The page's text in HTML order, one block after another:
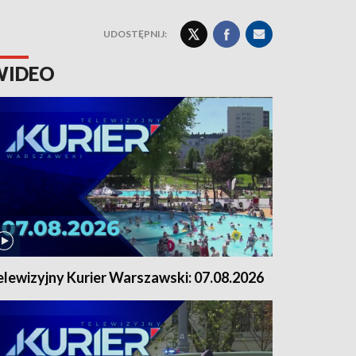
UDOSTĘPNIJ:
Kurier Warszawski: 07.08.2026